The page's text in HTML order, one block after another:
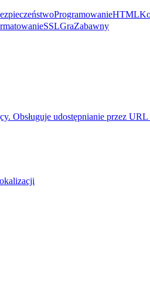
ProgramowanieHTML
SSLGraZabawny
Obsługuje udostępnianie przez URL